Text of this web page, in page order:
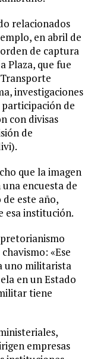
relacionados
en abril de
de captura
Plaza, que fue
investigaciones
de
con divisas
de
que la imagen
encuesta de
este año,
esa institución.
«Ese
uno militarista
en un Estado
tiene
empresas